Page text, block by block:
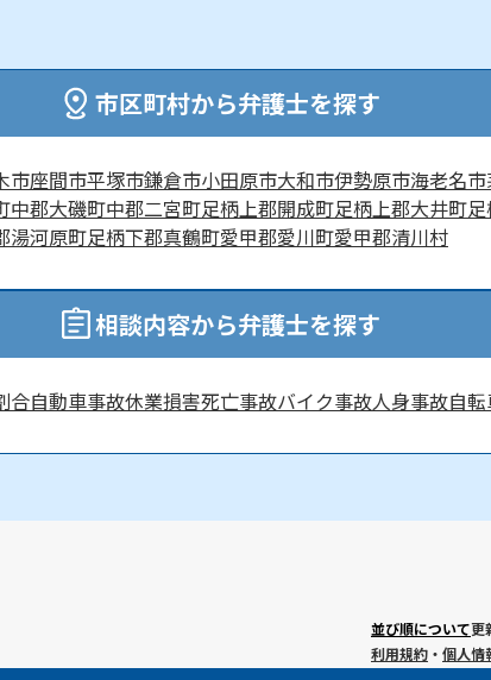
市区町村から弁護士を探す
市座間市平塚市鎌倉市小田原市大和市伊勢原市海老名市
中郡大磯町中郡二宮町足柄上郡開成町足柄上郡大井町
湯河原町足柄下郡真鶴町愛甲郡愛川町愛甲郡清川村
相談内容から弁護士を探す
合自動車事故休業損害死亡事故バイク事故人身事故自
並び順について更
利用規約 ・ 個人情